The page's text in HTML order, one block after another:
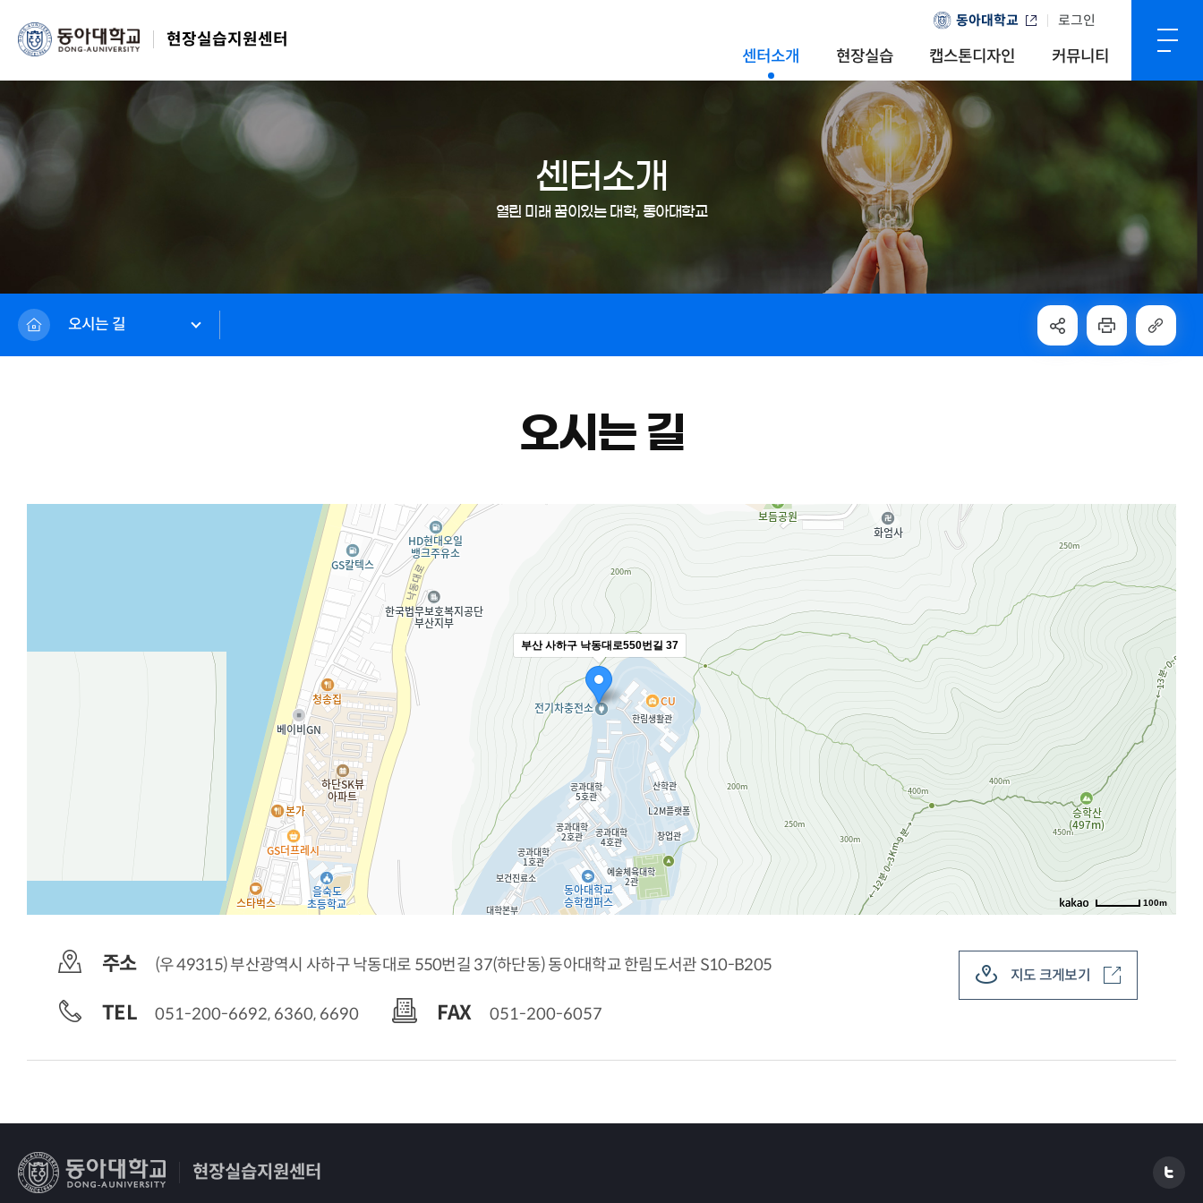
동아대학교 로그인
현장실습지원센터
센터소개
현장실습 캡스톤디자인 커뮤니티
센터소개
열린 미래 꿈이있는 대학, 동아대학교
오시는 길
오시는 길
20m
부산 사하구 낙동대로550번길 37
100m
주소 (우 49315) 부산광역시 사하구 낙동대로 550번길 37(하단동) 동아대학교 한림도서관 S10-B205
TEL 051-200-6692, 6360, 6690 FAX 051-200-6057
지도 크게보기
현장실습지원센터